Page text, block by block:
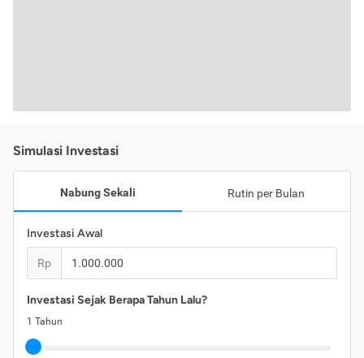
Simulasi Investasi
Nabung Sekali Rutin per Bulan
Investasi Awal
Rp
Investasi Sejak Berapa Tahun Lalu?
1 Tahun